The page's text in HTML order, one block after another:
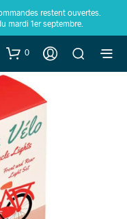
restent ouvertes.
mardi 1er septembre.
0